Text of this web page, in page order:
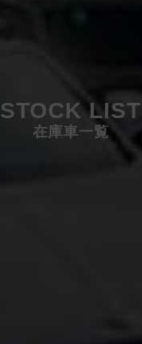
STOCK LIST
在庫車一覧